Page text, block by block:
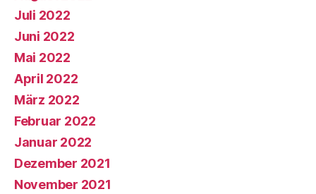
Juli 2022
Juni 2022
Mai 2022
April 2022
März 2022
Februar 2022
Januar 2022
Dezember 2021
November 2021